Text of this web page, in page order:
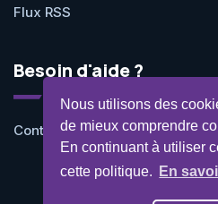
Nous utilisons des
de mieux comprendre
En continuant à utiliser
cette politique.
En
Flux RSS
Besoin d'aide ?
Contactez-nous